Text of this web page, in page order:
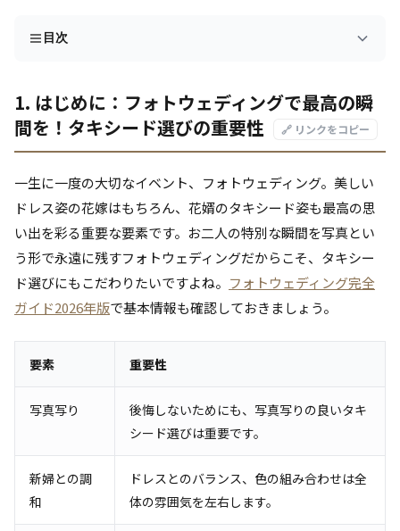
目次
1. はじめに：フォトウェディングで最高の瞬
間を！タキシード選びの重要性
🔗 リンクをコピー
一生に一度の大切なイベント、フォトウェディング。美しい
ドレス姿の花嫁はもちろん、花婿のタキシード姿も最高の思
い出を彩る重要な要素です。お二人の特別な瞬間を写真とい
う形で永遠に残すフォトウェディングだからこそ、タキシー
ド選びにもこだわりたいですよね。 フォトウェディング完全
ガイド2026年版で基本情報も確認しておきましょう。
要素 重要性
写真写り
後悔しないためにも、写真写りの良いタキ
シード選びは重要です。
新婦との調
和
ドレスとのバランス、色の組み合わせは全
体の雰囲気を左右します。